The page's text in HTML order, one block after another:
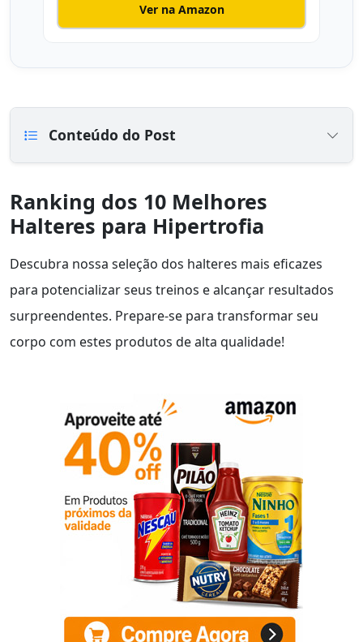
Ver na Amazon
Conteúdo do Post
Ranking dos 10 Melhores
Halteres para Hipertrofia
Descubra nossa seleção dos halteres mais eficazes
para potencializar seus treinos e alcançar resultados
surpreendentes. Prepare-se para transformar seu
corpo com estes produtos de alta qualidade!